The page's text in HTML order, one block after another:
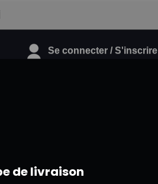
Se connecter / S'inscrire